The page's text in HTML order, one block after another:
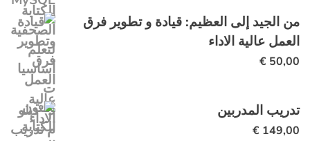
من الجيد إلى العظيم: قيادة و تطوير فرق
العمل عالية الاداء
€ 50,00
تدريب المدربين
€ 149,00